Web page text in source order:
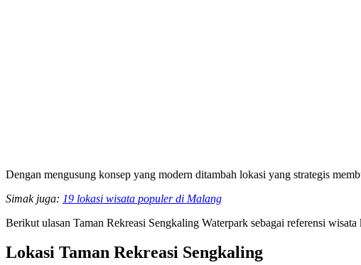
Dengan mengusung konsep yang modern ditambah lokasi yang strategis
Simak juga: 19 lokasi wisata populer di Malang
Berikut ulasan Taman Rekreasi Sengkaling Waterpark sebagai referensi
Lokasi Taman Rekreasi Sengkaling